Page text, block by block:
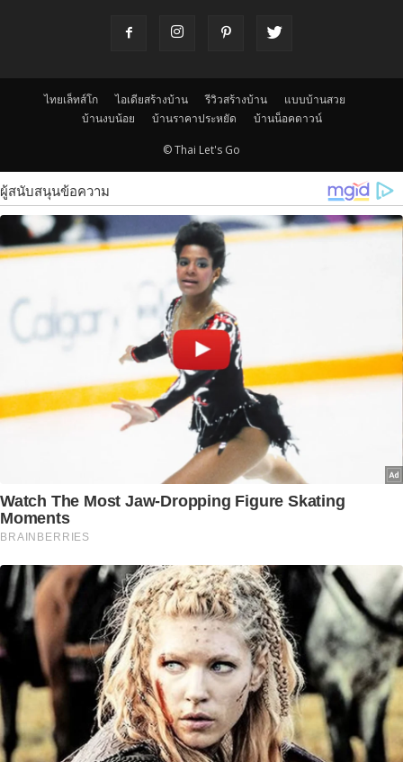
ไทยเล็ทส์โก ไอเดียสร้างบ้าน รีวิวสร้างบ้าน
แบบบ้านสวย
บ้านงบน้อย
บ้านราคาประหยัด บ้านน็อคดาวน์
© Thai Let's Go